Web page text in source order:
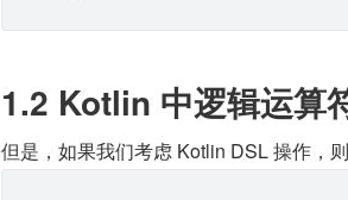
1.2 Kotlin 中逻辑运算
但是，如果我们考虑 Kotlin DSL 操作，